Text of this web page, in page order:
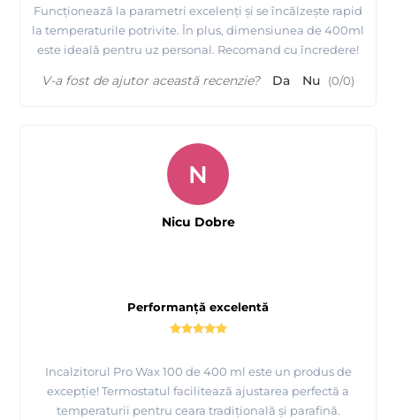
Funcționează la parametri excelenți și se încălzește rapid
la temperaturile potrivite. În plus, dimensiunea de 400ml
este ideală pentru uz personal. Recomand cu încredere!
V-a fost de ajutor această recenzie? Da Nu (0/0)
Performanță excelentă
Incalzitorul Pro Wax 100 de 400 ml este un produs de
excepție! Termostatul facilitează ajustarea perfectă a
temperaturii pentru ceara tradițională și parafină.
N
Nicu Dobre